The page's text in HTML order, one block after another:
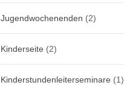
Jugendwochenenden (2)
Kinderseite (2)
Kinderstundenleiterseminare (1)